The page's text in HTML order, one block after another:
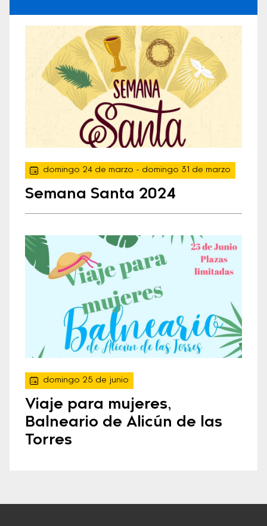
domingo 24 de marzo - domingo 31 de marzo
Semana Santa 2024
domingo 25 de junio
Viaje para mujeres,
Balneario de Alicún de las
Torres